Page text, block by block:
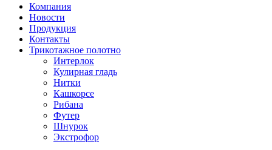
Компания
Новости
Продукция
Контакты
Трикотажное полотно
Интерлок
Кулирная гладь
Нитки
Кашкорсе
Рибана
Футер
Шнурок
Экстрофор